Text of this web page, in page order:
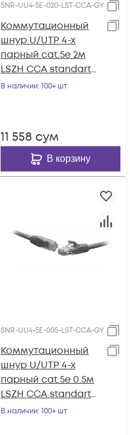
SNR-UU4-5E-020-LST-CCA-GY
Коммутационный
шнур U/UTP 4-х
парный cat.5e 2м
LSZH CCA standart
серый
В наличии: 100+ шт
11 558 сум
В корзину
SNR-UU4-5E-005-LST-CCA-GY
Коммутационный
шнур U/UTP 4-х
парный cat.5e 0.5м
LSZH CCA standart
серый
В наличии: 100+ шт